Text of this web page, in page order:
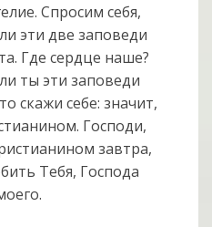
Спросим себя,
эти две заповеди
Где сердце наше?
ты эти заповеди
скажи себе: значит,
Господи,
завтра,
Тебя, Господа